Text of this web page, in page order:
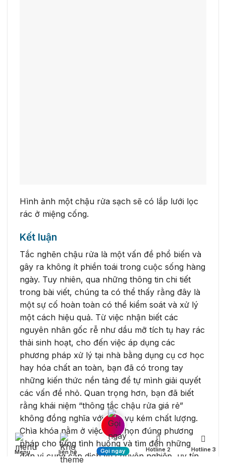
Hình ảnh một chậu rửa sạch sẽ có lắp lưới lọc
rác ở miệng cống.
Kết luận
Tắc nghẽn chậu rửa là một vấn đề phổ biến và
gây ra không ít phiền toái trong cuộc sống hàng
ngày. Tuy nhiên, qua những thông tin chi tiết
trong bài viết, chúng ta có thể thấy rằng đây là
một sự cố hoàn toàn có thể kiểm soát và xử lý
một cách hiệu quả. Từ việc nhận biết các
nguyên nhân gốc rễ như dầu mỡ tích tụ hay rác
thải sinh hoạt, cho đến việc áp dụng các
phương pháp xử lý tại nhà bằng dụng cụ cơ học
hay hóa chất an toàn, bạn đã có trong tay
những kiến thức nền tảng để tự mình giải quyết
các vấn đề nhỏ. Quan trọng hơn, bạn đã biết
rằng khái niệm “thông tắc chậu rửa giá rẻ”
không đồng nghĩa với dịch vụ kém chất lượng.
Chìa khóa nằm ở việc lựa chọn đúng phương
pháp cho từng tình huống và tìm đến những
đơn vị cung cấp dịch vụ chuyên nghiệp, uy tín,
Menu liên hệ Gọi ngay Hotline 2 Hotline 3